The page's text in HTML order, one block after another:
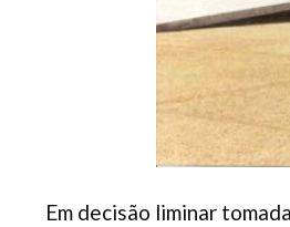
Em decisão liminar